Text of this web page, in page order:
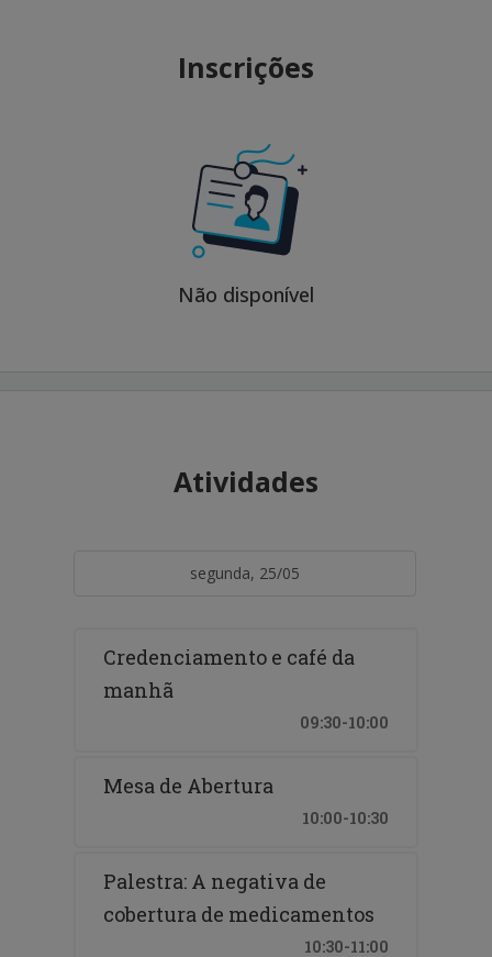
Inscrições
Não disponível
Atividades
segunda, 25/05
Credenciamento e café da
manhã
09:30-10:00
Mesa de Abertura
10:00-10:30
Palestra: A negativa de
cobertura de medicamentos
10:30-11:00